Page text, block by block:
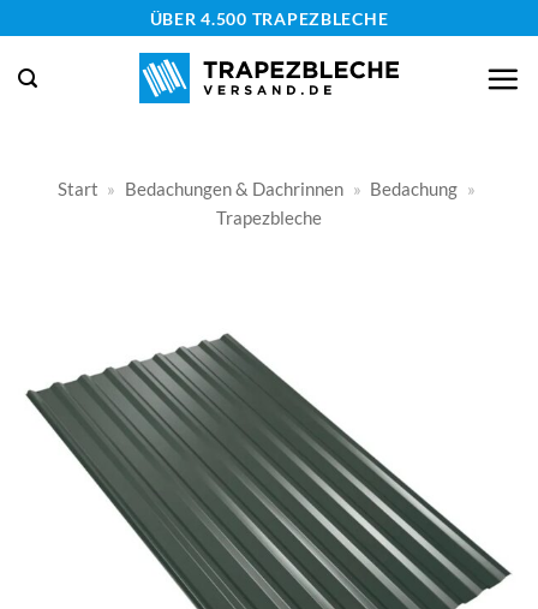
springen
ÜBER 4.500 TRAPEZBLECHE
Start » Bedachungen & Dachrinnen » Bedachung »
Trapezbleche